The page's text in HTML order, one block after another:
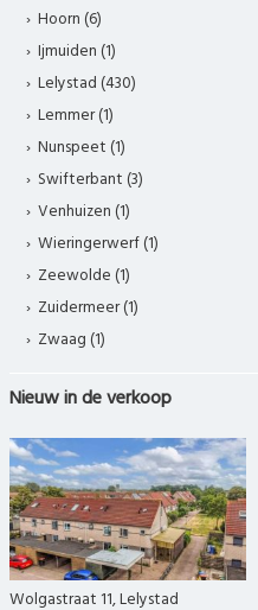
Hoorn (6)
Ijmuiden (1)
Lelystad (430)
Lemmer (1)
Nunspeet (1)
Swifterbant (3)
Venhuizen (1)
Wieringerwerf (1)
Zeewolde (1)
Zuidermeer (1)
Zwaag (1)
Nieuw in de verkoop
Wolgastraat 11, Lelystad